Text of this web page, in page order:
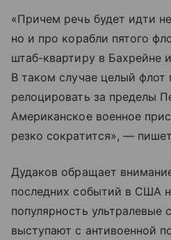
«Причем речь будет идти
но и про корабли пятого
штаб-квартиру в Бахрейне
В таком случае целый флот
релоцировать за пределы
Американское военное
резко сократится», —
Дудаков обращает
последних событий в США
популярность
выступают с антивоенной